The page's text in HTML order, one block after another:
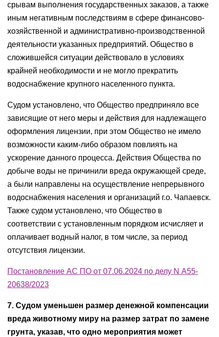
срывам выполнения государственных заказов, а также
иным негативным последствиям в сфере финансово-
хозяйственной и административно-производственной
деятельности указанных предприятий. Общество в
сложившейся ситуации действовало в условиях
крайней необходимости и не могло прекратить
водоснабжение крупного населенного пункта.
Судом установлено, что Общество предприняло все
зависящие от него меры и действия для надлежащего
оформления лицензии, при этом Общество не имело
возможности каким-либо образом повлиять на
ускорение данного процесса. Действия Общества по
добыче воды не причинили вреда окружающей среде,
а были направлены на осуществление непрерывного
водоснабжения населения и организаций г.о. Чапаевск.
Также судом установлено, что Общество в
соответствии с установленным порядком исчисляет и
оплачивает водный налог, в том числе, за период
отсутствия лицензии.
Постановление АС ПО от 07.06.2024 по делу N А55-
20638/2023
7. Судом уменьшен размер денежной компенсации
вреда животному миру на размер затрат по замене
грунта, указав, что одно мероприятия может